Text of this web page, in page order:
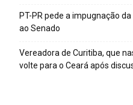
PT-PR pede a impugnação
ao Senado
Vereadora de Curitiba, que
volte para o Ceará após